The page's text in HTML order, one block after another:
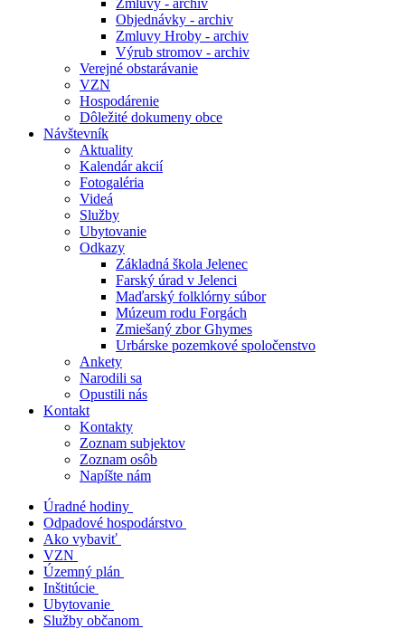
Zmluvy - archiv
Objednávky - archiv
Zmluvy Hroby - archiv
Výrub stromov - archiv
Verejné obstarávanie
VZN
Hospodárenie
Dôležité dokumeny obce
Návštevník
Aktuality
Kalendár akcií
Fotogaléria
Videá
Služby
Ubytovanie
Odkazy
Základná škola Jelenec
Farský úrad v Jelenci
Maďarský folklórny súbor
Múzeum rodu Forgách
Zmiešaný zbor Ghymes
Urbárske pozemkové spoločenstvo
Ankety
Narodili sa
Opustili nás
Kontakt
Kontakty
Zoznam subjektov
Zoznam osôb
Napíšte nám
Úradné hodiny
Odpadové hospodárstvo
Ako vybaviť
VZN
Územný plán
Inštitúcie
Ubytovanie
Služby občanom